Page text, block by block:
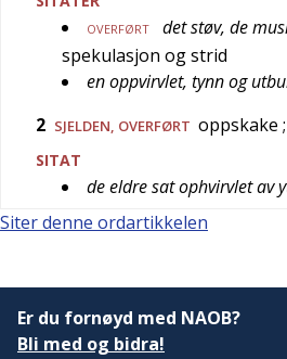
OVERFØRT det støv, de
spekulasjon og strid
en oppvirvlet, tynn og
2 SJELDEN OVERFØRT oppskake
SITAT
de eldre sat ophvirvlet av
Siter denne ordartikkelen
Er du fornøyd med NAOB?
Bli med og bidra!